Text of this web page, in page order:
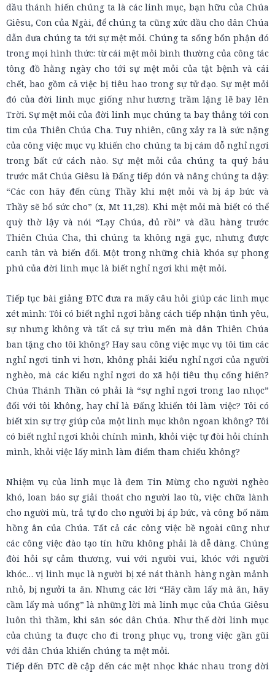
dầu thánh hiến chúng ta là các linh mục, bạn hữu của Chúa
Giêsu, Con của Ngài, để chúng ta cũng xức dầu cho dân Chúa
dẫn đưa chúng ta tới sự mệt mỏi. Chúng ta sống bổn phận đó
trong mọi hình thức: từ cái mệt mỏi bình thường của công tác
tông đồ hằng ngày cho tới sự mệt mỏi của tật bệnh và cái
chết, bao gồm cả việc bị tiêu hao trong sự tử đạo. Sự mệt mỏi
đó của đời linh mục giống như hương trầm lặng lẽ bay lên
Trời. Sự mệt mỏi của đời linh mục chúng ta bay thẳng tới con
tim của Thiên Chúa Cha. Tuy nhiên, cũng xảy ra là sức nặng
của công việc mục vụ khiến cho chúng ta bị cám dỗ nghỉ ngơi
trong bất cứ cách nào. Sự mệt mỏi của chúng ta quý báu
trước mắt Chúa Giêsu là Đấng tiếp đón và nâng chúng ta dậy:
“Các con hãy đến cùng Thầy khi mệt mỏi và bị áp bức và
Thầy sẽ bổ sức cho” (x, Mt 11,28). Khi mệt mỏi mà biết có thể
quỳ thờ lậy và nói “Lạy Chúa, đủ rồi” và đầu hàng trước
Thiên Chúa Cha, thì chúng ta không ngã gục, nhưng được
canh tân và biến đổi. Một trong những chià khóa sự phong
phú của đời linh mục là biết nghỉ ngơi khi mệt mỏi.
Tiếp tục bài giảng ĐTC đưa ra mấy câu hỏi giúp các linh mục
xét mình: Tôi có biết nghỉ ngơi bằng cách tiếp nhận tình yêu,
sự nhưng không và tất cả sự trìu mến mà dân Thiên Chúa
ban tặng cho tôi không? Hay sau công việc mục vụ tôi tìm các
nghỉ ngơi tinh vi hơn, không phải kiểu nghỉ ngơi của người
nghèo, mà các kiểu nghỉ ngơi do xã hội tiêu thụ cống hiến?
Chúa Thánh Thần có phải là “sự nghỉ ngơi trong lao nhọc”
đối với tôi không, hay chỉ là Đấng khiến tôi làm việc? Tôi có
biết xin sự trợ giúp của một linh mục khôn ngoan không? Tôi
có biết nghỉ ngơi khỏi chính mình, khỏi việc tự đòi hỏi chính
mình, khỏi việc lấy mình làm điểm tham chiếu không?
Nhiệm vụ của linh mục là đem Tin Mừng cho người nghèo
khó, loan báo sự giải thoát cho người lao tù, việc chữa lành
cho người mù, trả tự do cho người bị áp bức, và công bố năm
hồng ân của Chúa. Tất cả các công việc bề ngoài cũng như
các công việc đào tạo tín hữu không phải là dễ dàng. Chúng
đòi hỏi sự cảm thương, vui với ngưòi vui, khóc với người
khóc… vị linh mục là người bị xé nát thành hàng ngàn mảnh
nhỏ, bị ngưởi ta ăn. Nhưng các lời “Hãy cầm lấy mà ăn, hãy
cầm lấy mà uống” là những lời mà linh mục của Chúa Giêsu
luôn thì thầm, khi săn sóc dân Chúa. Như thế đời linh mục
của chúng ta đuợc cho đi trong phục vụ, trong việc gần gũi
với dân Chúa khiến chúng ta mệt mỏi.
Tiếp đến ĐTC đề cập đến các mệt nhọc khác nhau trong đời